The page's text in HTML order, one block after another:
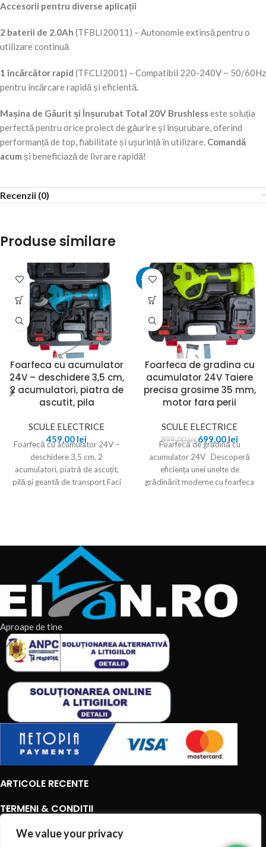
We value your privacy
Accesorii pentru diverse aplicații
2 baterii de 2.0Ah (TFBLI20011) – Autonomie extinsă pentru o
utilizare continuă
1 încărcător rapid (TFCLI2001) – Compatibil 220-240V ~ 50/60Hz
pentru încărcare rapidă și eficientă.
Mașina de Găurit și Înșurubat Total 20V Brushlesseste soluția
perfectă pentru orice proiect de găurire și înșurubare, oferind
performanță de top, fiabilitate și ușurință în utilizare. Comandă
acum și beneficiază de livrare rapidă!
Recenzii (0)
Produse similare
Foarfeca cu acumulator
24V – deschidere 3,5 cm,
2 acumulatori, piatra de
ascutit, pila
SCULE ELECTRICE
459,00 lei
Foarfecă cu acumulator 24V –
deschidere 3,5 cm, 2
acumulatori, piatră de ascuțit,
pilă și geantă de transport Faci
-22%
Foarfeca de gradina cu
acumulator 24V Taiere
precisa grosime 35 mm,
motor fara perii
SCULE ELECTRICE
899,00lei 699,00 lei
Foarfecă de grădină cu
acumulator 24V Descoperă
eficiența unei unelte de
grădinărit moderne cu foarfeca
Aproape de tine
ARTICOLE RECENTE
TERMENI & CONDITII
CATEGORII DE PRODUSE